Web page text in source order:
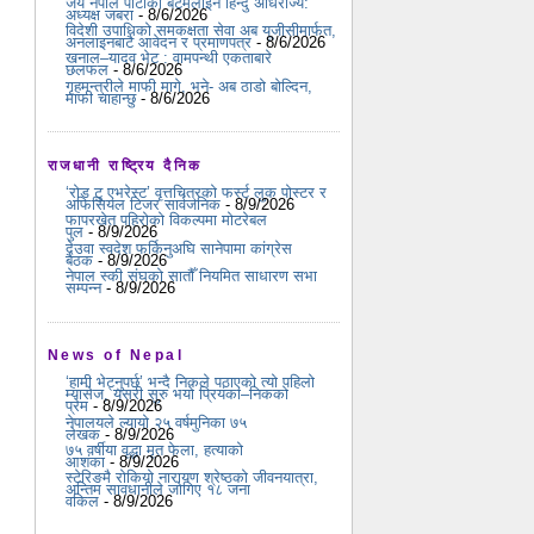
अध्यक्ष जबरा - 8/6/2026
विदेशी उपाधिको समकक्षता सेवा अब यूजीसीमार्फत,
अनलाइनबाटै आवेदन र प्रमाणपत्र - 8/6/2026
खनाल–यादव भेट : वामपन्थी एकताबारे
छलफल - 8/6/2026
गृहमन्त्रीले माफी मागे, भने- अब ठाडो बोल्दिन,
माफी चाहान्छु- 8/6/2026
राजधानी राष्ट्रिय दैनिक
‘रोड टु एभरेस्ट’ वृत्तचित्रको फर्स्ट लुक पोस्टर र
अफिसियल टिजर सार्वजनिक - 8/9/2026
फापरखेत पहिरोको विकल्पमा मोटरेबल
पुल - 8/9/2026
देउवा स्वदेश फर्किनुअघि सानेपामा कांग्रेस
बैठक - 8/9/2026
नेपाल स्की संघको सातौँ नियमित साधारण सभा
सम्पन्न- 8/9/2026
News of Nepal
‘हामी भेट्नुपर्छ’ भन्दै निकले पठाएको त्यो पहिलो
म्यासेज, यसरी सुरु भयो प्रियंका–निकको
प्रेम - 8/9/2026
नेपालयले ल्यायो २५ वर्षमुनिका ७५
लेखक- 8/9/2026
७५ वर्षीया वृद्धा मृत फेला, हत्याको
आशंका - 8/9/2026
स्टेरिङमै रोकियो नारायण श्रेष्ठको जीवनयात्रा,
अन्तिम सावधानीले जोगिए १८ जना
वकिल - 8/9/2026